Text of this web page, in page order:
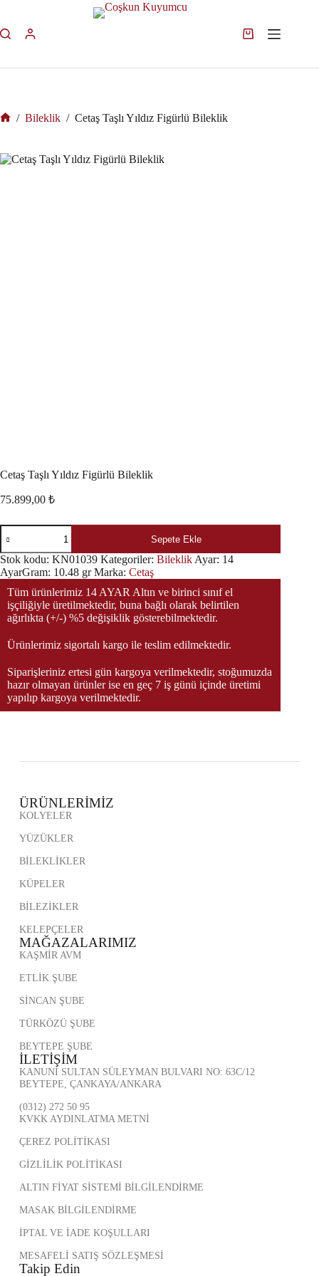
/ Bileklik / Cetaş Taşlı Yıldız Figürlü Bileklik
Cetaş Taşlı Yıldız Figürlü Bileklik
75.899,00 ₺
Sepete Ekle
Stok kodu: KN01039 Kategoriler: Bileklik Ayar: 14
AyarGram: 10.48 gr Marka: Cetaş
Tüm ürünlerimiz 14 AYAR Altın ve birinci sınıf el
işçiliğiyle üretilmektedir, buna bağlı olarak belirtilen
ağırlıkta (+/-) %5 değişiklik gösterebilmektedir.
Ürünlerimiz sigortalı kargo ile teslim edilmektedir.
Siparişleriniz ertesi gün kargoya verilmektedir, stoğumuzda
hazır olmayan ürünler ise en geç 7 iş günü içinde üretimi
yapılıp kargoya verilmektedir.
ÜRÜNLERİMİZ
KOLYELER
YÜZÜKLER
BİLEKLİKLER
KÜPELER
BİLEZİKLER
KELEPÇELER
MAĞAZALARIMIZ
KAŞMİR AVM
ETLİK ŞUBE
SİNCAN ŞUBE
TÜRKÖZÜ ŞUBE
BEYTEPE ŞUBE
İLETİŞİM
KANUNİ SULTAN SÜLEYMAN BULVARI NO: 63C/12
BEYTEPE, ÇANKAYA/ANKARA
(0312) 272 50 95
KVKK AYDINLATMA METNİ
ÇEREZ POLİTİKASI
GİZLİLİK POLİTİKASI
ALTIN FİYAT SİSTEMİ BİLGİLENDİRME
MASAK BİLGİLENDİRME
İPTAL VE İADE KOŞULLARI
MESAFELİ SATIŞ SÖZLEŞMESİ
Takip Edin